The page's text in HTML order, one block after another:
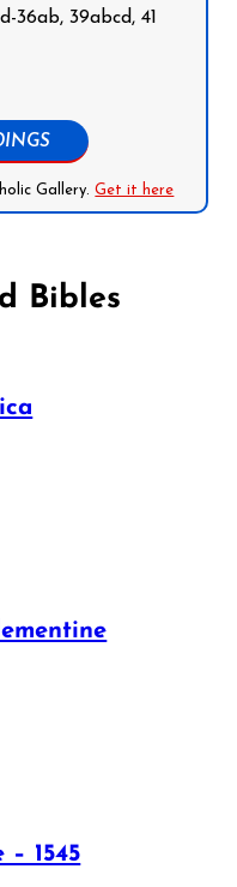
36ab, 39abcd, 41
Gallery.Get it here
Bibles
1545